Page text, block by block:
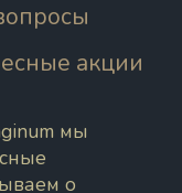
акции
мы
о